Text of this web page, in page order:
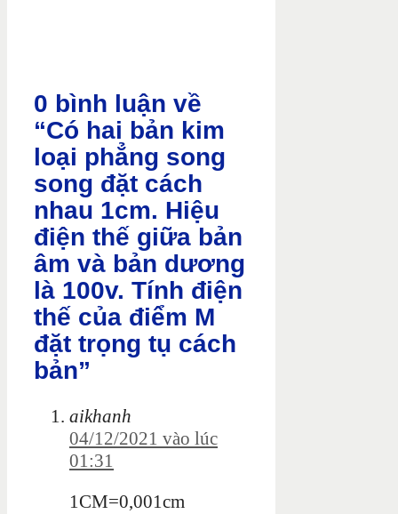
0 bình luận về
“Có hai bản kim
loại phẳng song
song đặt cách
nhau 1cm. Hiệu
điện thế giữa bản
âm và bản dương
là 100v. Tính điện
thế của điểm M
đặt trọng tụ cách
bản”
aikhanh
04/12/2021 vào lúc
01:31
1CM=0,001cm